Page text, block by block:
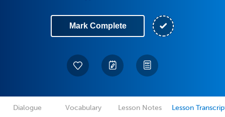
Mark Complete
Dialogue Vocabulary Lesson Notes Lesson